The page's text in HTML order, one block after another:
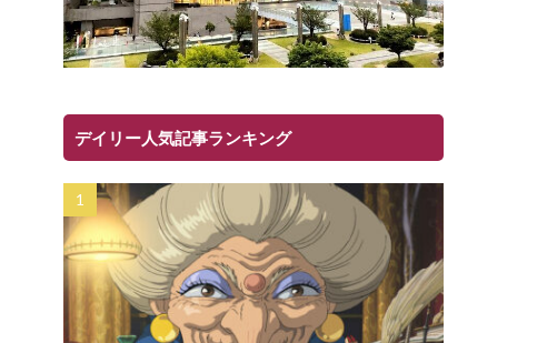
デイリー人気記事ランキング